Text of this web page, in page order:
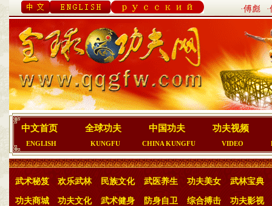
·傅彪
中文首页
ENGLISH
全球功夫
KUNGFU
中国功夫
CHINA KUNGFU
功夫视频
VIDEO
武术秘笈 欢乐武林 民族文化 武医养生 功夫美女 武林宝典
功夫商城 功夫文化 武术健身 防身自卫 综合搏击 功夫影视